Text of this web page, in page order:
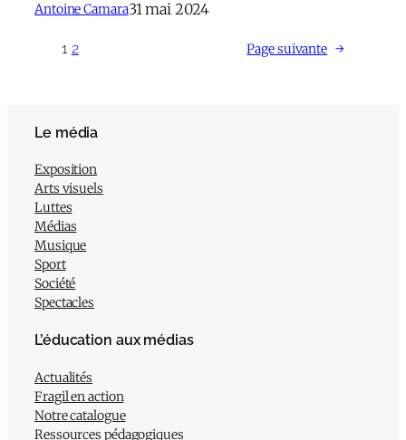
Antoine Camara31 mai 2024
1 2 Page suivante →
Le média
Exposition
Arts visuels
Luttes
Médias
Musique
Sport
Société
Spectacles
L’éducation aux médias
Actualités
Fragil en action
Notre catalogue
Ressources pédagogiques